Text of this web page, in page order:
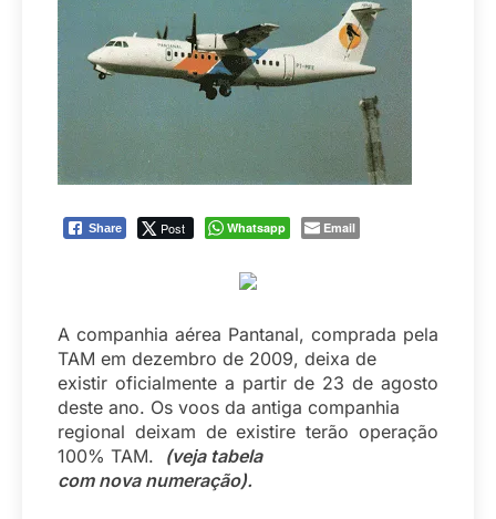
Share Post Whatsapp Email
A companhia aérea Pantanal, comprada pela
TAM em dezembro de 2009, deixa de
existir oficialmente a partir de 23 de agosto
deste ano. Os voos da antiga companhia
regional deixam de existire terão operação
100% TAM. (veja tabela
com nova numeração).